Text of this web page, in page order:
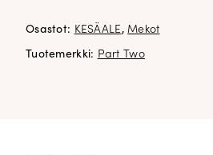
Osastot: KESÄALE, Mekot
Tuotemerkki: Part Two